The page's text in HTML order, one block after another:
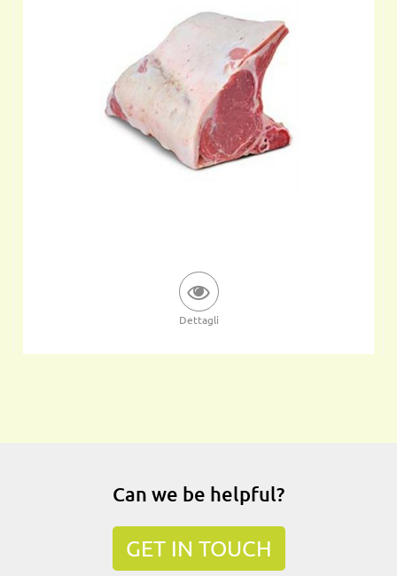
Dettagli
Can we be helpful?
GET IN TOUCH